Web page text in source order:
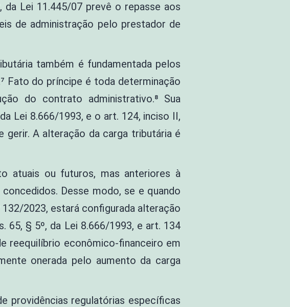
Lei 11.445/07 prevê o repasse aos
de administração pelo prestador de
também é fundamentada pelos
Fato do príncipe é toda determinação
do contrato administrativo.⁸ Sua
Lei 8.666/1993, e o art. 124, inciso II,
gerir. A alteração da carga tributária é
atuais ou futuros, mas anteriores à
Desse modo, se e quando
2023, estará configurada alteração
65, § 5º, da Lei 8.666/1993, e art. 134
reequilíbrio econômico-financeiro em
onerada pelo aumento da carga
providências regulatórias específicas